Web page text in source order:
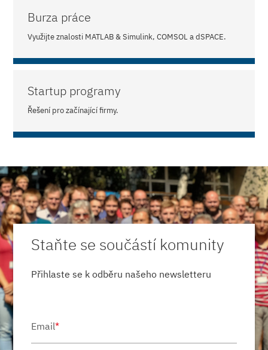
Burza práce
Využijte znalosti MATLAB & Simulink, COMSOL a dSPACE.
Startup programy
Řešení pro začínající firmy.
Staňte se součástí komunity
Přihlaste se k odběru našeho newsletteru
Email*